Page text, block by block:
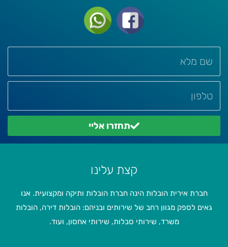
תחזרו אליי
קצת עלינו
חברת אירית הובלות הינה חברת הובלות ותיקה ומקצועית. אנו
גאים לספק מגוון רחב של שירותים ובניהם: הובלות דירה, הובלות
משרד, שירותי סבלות, שירותי אחסון, ועוד.